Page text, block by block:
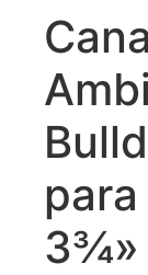
3¾»